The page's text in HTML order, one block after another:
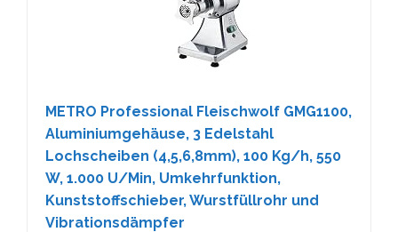
METRO Professional Fleischwolf GMG1100,
Aluminiumgehäuse, 3 Edelstahl
Lochscheiben (4,5,6,8mm), 100 Kg/h, 550
W, 1.000 U/Min, Umkehrfunktion,
Kunststoffschieber, Wurstfüllrohr und
Vibrationsdämpfer